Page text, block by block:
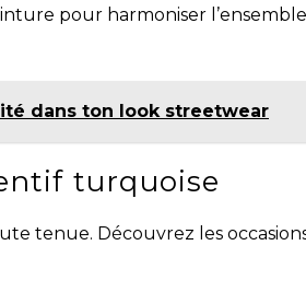
pour harmoniser
dans ton look streetwear
turquoise
tenue. Découvrez les